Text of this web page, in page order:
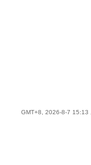
GMT+8, 2026-8-7 15:13